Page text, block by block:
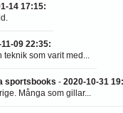
14 17:15:
09 22:35:
som varit med...
sportsbooks - 2020-10-31
Många som gillar...